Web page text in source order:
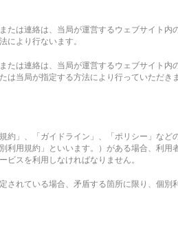
たは連絡は、当局が運営するウェブサイト内
により行ないます。
たは連絡は、当局が運営するウェブサイト内
は当局が指定する方法により行っていただきま
約」、「ガイドライン」、「ポリシー」など
利用規約」といいます。）がある場合、利用
ビスを利用しなければなりません。
されている場合、矛盾する箇所に限り、個別